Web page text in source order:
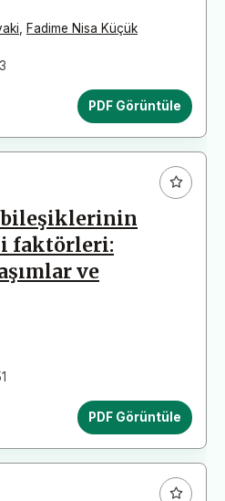
Fadime Nisa Küçük
PDF Görüntüle
bileşiklerinin
faktörleri:
ve
PDF Görüntüle